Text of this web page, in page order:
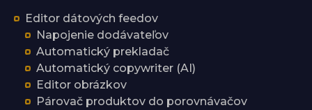
Editor dátových feedov
Napojenie dodávateľov
Automatický prekladač
Automatický copywriter (AI)
Editor obrázkov
Párovač produktov do porovnávačov